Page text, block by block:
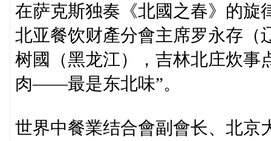
在萨克斯独奏《北國之春》的旋
北亚餐饮财產分會主席罗永存（
树國（黑龙江），吉林北庄炊事
肉——最是东北味”。
世界中餐業结合會副會长、北京